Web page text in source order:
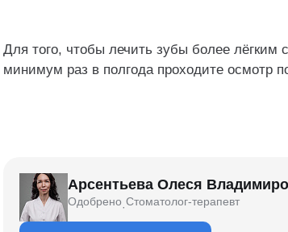
Для того, чтобы лечить зубы более лёгким
минимум раз в полгода проходите осмотр
Арсентьева Олеся
Одобрено·Стоматолог-терапевт